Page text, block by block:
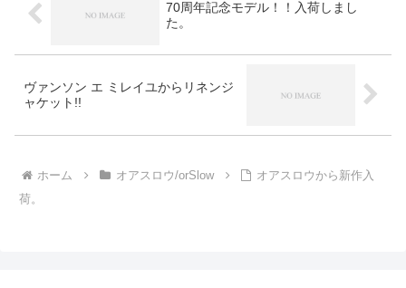
70周年記念モデル！！入荷しまし
た。
ヴァンソン エ ミレイユからリネンジ
ャケット!!
ホーム オアスロウ/orSlow
オアスロウから新作入
荷。